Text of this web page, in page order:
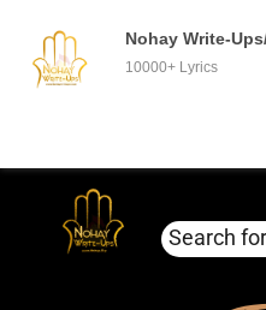
Nohay Write-
10000+ Lyrics